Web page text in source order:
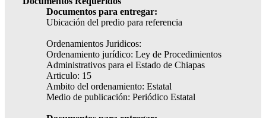
Documentos para entregar:
Ubicación del predio para referencia
Ordenamientos Juridicos:
Ordenamiento jurídico: Ley de Procedimientos
Administrativos para el Estado de Chiapas
Articulo: 15
Ambito del ordenamiento: Estatal
Medio de publicación: Periódico Estatal